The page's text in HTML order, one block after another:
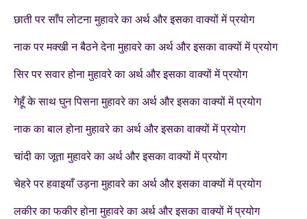
छाती पर साँप लोटना मुहावरे का अर्थ और इसका वाक्यों में प्रयोग
नाक पर मक्खी न बैठने देना मुहावरे का अर्थ और इसका वाक्यों में प्रयोग
सिर पर सवार होना मुहावरे का अर्थ और इसका वाक्यों में प्रयोग
गेहूँ के साथ घुन पिसना मुहावरे का अर्थ और इसका वाक्यों में प्रयोग
नाक का बाल होना मुहावरे का अर्थ और इसका वाक्यों में प्रयोग
चांदी का जूता मुहावरे का अर्थ और इसका वाक्यों में प्रयोग
चेहरे पर हवाइयाँ उड़ना मुहावरे का अर्थ और इसका वाक्यों में प्रयोग
लकीर का फकीर होना मुहावरे का अर्थ और इसका वाक्यों में प्रयोग